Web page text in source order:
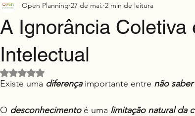
A Ignorância Coletiva
Intelectual
Open Planning 27 de mai. 2 min de leitura
Avaliado com NaN de 5 estrelas.
Existe uma diferença importante entre não saber
O desconhecimento é uma limitação natural da